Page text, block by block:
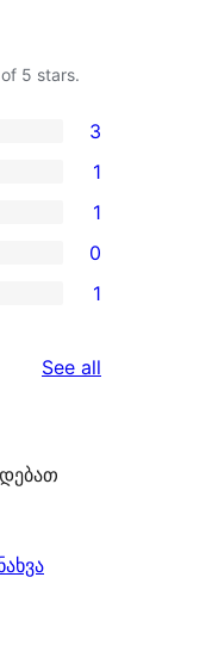
5 stars.
3
1
1
0
1
See all